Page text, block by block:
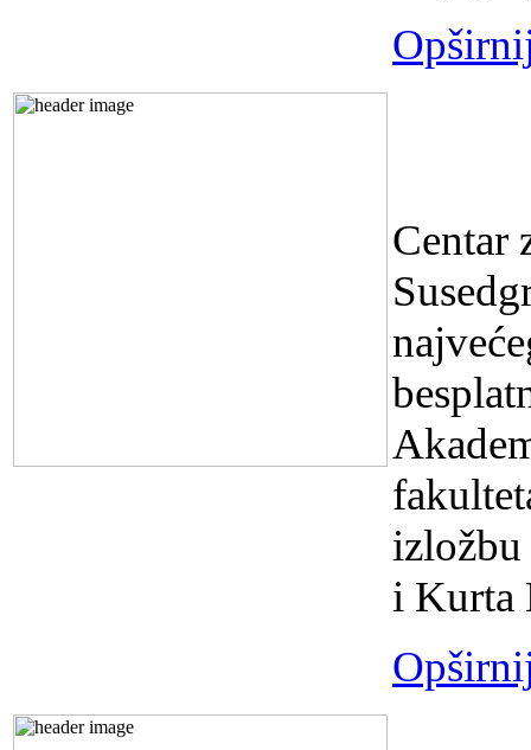
Centar
izložbu
i Kurta